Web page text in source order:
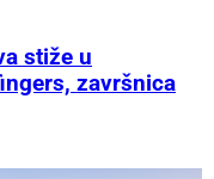
stiže u
završnica